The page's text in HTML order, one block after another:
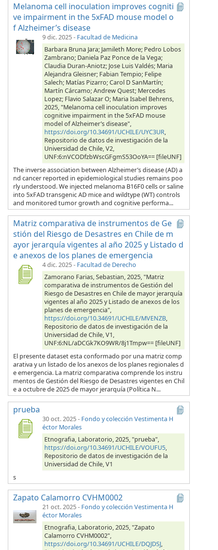
Melanoma cell inoculation improves cogniti
ve impairment in the 5xFAD mouse model o
f Alzheimer’s disease
9 dic. 2025- Facultad de Medicina
Barbara Bruna Jara; Jamileth More; Pedro Lobos
Zambrano; Daniela Paz Ponce de la Vega;
Claudia Duran-Aniotz; Jose Luis Valdés; Maria
Alejandra Gleisner; Fabian Tempio; Felipe
Salech; Matías Pizarro; Carol D SanMartín;
Martín Cárcamo; Andrew Quest; Mercedes
Lopez; Flavio Salazar O; Maria Isabel Behrens,
2025, "Melanoma cell inoculation improves
cognitive impairment in the 5xFAD mouse
model of Alzheimer’s disease",
https://doi.org/10.34691/UCHILE/UYC3UR,
Repositorio de datos de investigación de la
Universidad de Chile, V2,
UNF:6:nVCODfzbWscGFgmS53OoYA== [fileUNF]
The inverse association between Alzheimer’s disease (AD) a
nd cancer reported in epidemiological studies remains poo
rly understood. We injected melanoma B16F0 cells or saline
into 5xFAD transgenic AD mice and wildtype (WT) controls
and monitored tumor growth and cognitive performa...
Matriz comparativa de instrumentos de Ge
stión del Riesgo de Desastres en Chile de m
ayor jerarquía vigentes al año 2025 y Listado d
e anexos de los planes de emergencia
4 dic. 2025- Facultad de Derecho
Zamorano Farias, Sebastian, 2025, "Matriz
comparativa de instrumentos de Gestión del
Riesgo de Desastres en Chile de mayor jerarquía
vigentes al año 2025 y Listado de anexos de los
planes de emergencia",
https://doi.org/10.34691/UCHILE/MVENZB,
Repositorio de datos de investigación de la
Universidad de Chile, V1,
UNF:6:NL/aDCGk7KO9WR/8j1Tmpw== [fileUNF]
El presente dataset esta conformado por una matriz comp
arativa y un listado de los anexos de los planes regionales d
e emergencia. La matriz comparativa comprende los instru
mentos de Gestión del Riesgo de Desastres vigentes en Chil
e a octubre de 2025 de mayor jerarquía (Política N...
prueba
30 oct. 2025- Fondo y colección Vestimenta H
éctor Morales
Etnografia, Laboratorio, 2025, "prueba",
https://doi.org/10.34691/UCHILE/VOUFU5,
Repositorio de datos de investigación de la
Universidad de Chile, V1
s
Zapato Calamorro CVHM0002
21 oct. 2025- Fondo y colección Vestimenta H
éctor Morales
Etnografia, Laboratorio, 2025, "Zapato
Calamorro CVHM0002",
https://doi.org/10.34691/UCHILE/DQJDSJ,